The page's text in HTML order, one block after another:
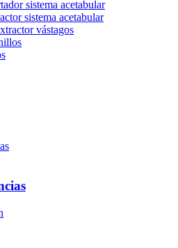
sistema acetabular
sistema acetabular
vástagos